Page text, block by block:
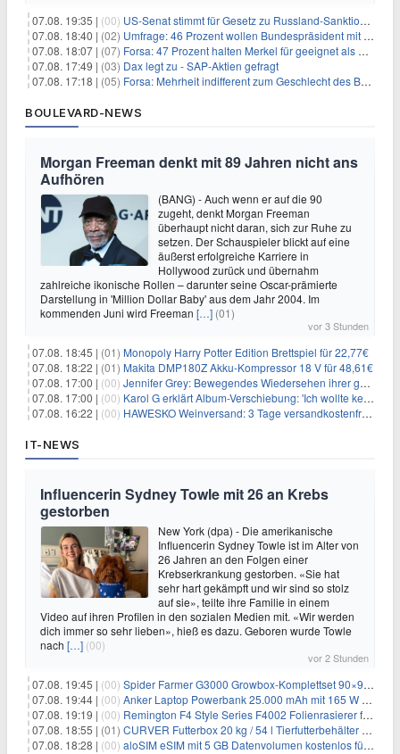
07.08. 19:35 | (00) US-Senat stimmt für Gesetz zu Russland-Sanktionen
07.08. 18:40 | (02) Umfrage: 46 Prozent wollen Bundespräsident mit Politik-Erfahrung
07.08. 18:07 | (07) Forsa: 47 Prozent halten Merkel für geeignet als Bundespräsidentin
07.08. 17:49 | (03) Dax legt zu - SAP-Aktien gefragt
07.08. 17:18 | (05) Forsa: Mehrheit indifferent zum Geschlecht des Bundespräsidenten
BOULEVARD-NEWS
Morgan Freeman denkt mit 89 Jahren nicht ans
Aufhören
(BANG) - Auch wenn er auf die 90
zugeht, denkt Morgan Freeman
überhaupt nicht daran, sich zur Ruhe zu
setzen. Der Schauspieler blickt auf eine
äußerst erfolgreiche Karriere in
Hollywood zurück und übernahm
zahlreiche ikonische Rollen – darunter seine Oscar-prämierte
Darstellung in 'Million Dollar Baby' aus dem Jahr 2004. Im
kommenden Juni wird Freeman […] (01)
vor 3 Stunden
07.08. 18:45 | (01) Monopoly Harry Potter Edition Brettspiel für 22,77€
07.08. 18:22 | (01) Makita DMP180Z Akku-Kompressor 18 V für 48,61€
07.08. 17:00 | (00) Jennifer Grey: Bewegendes Wiedersehen ihrer geschiedenen Eltern kurz vor dem Tod ihrer Mutter
07.08. 17:00 | (00) Karol G erklärt Album-Verschiebung: 'Ich wollte keine persönliche Situation ausnutzen'
07.08. 16:22 | (00) HAWESKO Weinversand: 3 Tage versandkostenfrei bestellen (MBW 25€)
IT-NEWS
Influencerin Sydney Towle mit 26 an Krebs
gestorben
New York (dpa) - Die amerikanische
Influencerin Sydney Towle ist im Alter von
26 Jahren an den Folgen einer
Krebserkrankung gestorben. «Sie hat
sehr hart gekämpft und wir sind so stolz
auf sie», teilte ihre Familie in einem
Video auf ihren Profilen in den sozialen Medien mit. «Wir werden
dich immer so sehr lieben», hieß es dazu. Geboren wurde Towle
nach […] (00)
vor 2 Stunden
07.08. 19:45 | (00) Spider Farmer G3000 Growbox-Komplettset 90×90×180 cm für 379,99€
07.08. 19:44 | (00) Anker Laptop Powerbank 25.000 mAh mit 165 W refurbished für 58,39€
07.08. 19:19 | (00) Remington F4 Style Series F4002 Folienrasierer für 18,99€
07.08. 18:55 | (01) CURVER Futterbox 20 kg / 54 l Tierfutterbehälter mit Rollen für 19,99€
07.08. 18:28 | (00) aloSIM eSIM mit 5 GB Datenvolumen kostenlos für Windscribe-Pro-Nutzer